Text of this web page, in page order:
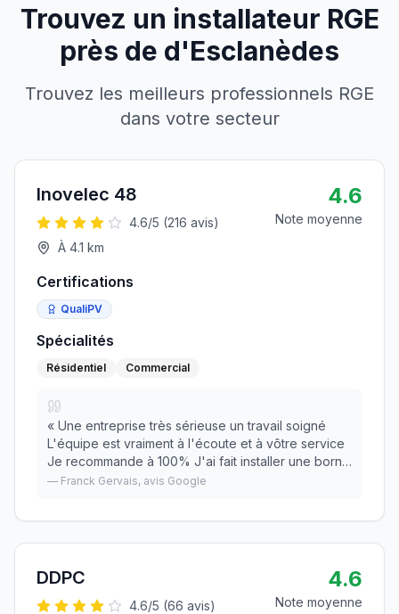
Trouvez un installateur RGE
près de d'Esclanèdes
Trouvez les meilleurs professionnels RGE
dans votre secteur
Inovelec 48
4.6/5 (216 avis)
À 4.1 km
4.6
Note moyenne
Certifications
QualiPV
Spécialités
Résidentiel Commercial
« Une entreprise très sérieuse un travail soigné
L'équipe est vraiment à l'écoute et à vôtre service
Je recommande à 100% J'ai fait installer une borne
de recharge pour voiture.»
— Franck Gervais, avis Google
DDPC
4.6/5 (66 avis)
4.6
Note moyenne